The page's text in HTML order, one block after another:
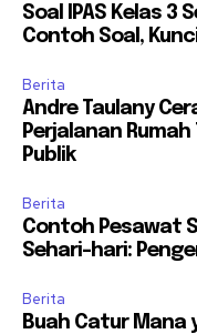
Soal IPAS Kelas 3
Contoh Soal,
Berita
Andre Taulany
Perjalanan
Publik
Berita
Contoh Pesawat
Sehari-hari:
Berita
Buah Catur Mana